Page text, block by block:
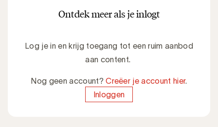
Ontdek meer als je inlogt
Log je in en krijg toegang tot een ruim aanbod
aan content.
Nog geen account?Creëer je account hier.
Inloggen